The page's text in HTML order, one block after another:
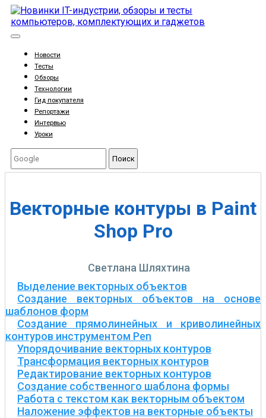
Новости
Тесты
Обзоры
Технологии
Гид покупателя
Репортажи
Интервью
Уроки
Поиск
Векторные контуры в Paint
Shop Pro
Светлана Шляхтина
Выделение векторных объектов
Создание векторных объектов на основе
шаблонов форм
Создание прямолинейных и криволинейных
контуров инструментом Pen
Упорядочивание векторных контуров
Трансформация векторных контуров
Редактирование векторных контуров
Создание собственного шаблона формы
Работа с текстом как векторным объектом
Наложение эффектов на векторные объекты